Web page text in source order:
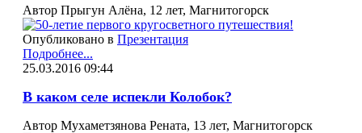
Автор Прыгун Алёна, 12 лет, Магнитогорск
Опубликовано в Презентация
Подробнее...
25.03.2016 09:44
В каком селе испекли Колобок?
Автор Мухаметзянова Рената, 13 лет, Магнитогорск